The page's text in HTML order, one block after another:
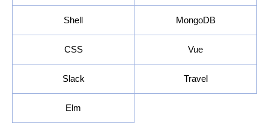
Shell MongoDB
CSS Vue
Slack Travel
Elm